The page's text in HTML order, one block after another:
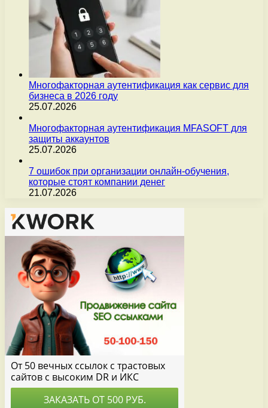
Многофакторная аутентификация как сервис для
бизнеса в 2026 году
25.07.2026
Многофакторная аутентификация MFASOFT для
защиты аккаунтов
25.07.2026
7 ошибок при организации онлайн-обучения,
которые стоят компании денег
21.07.2026